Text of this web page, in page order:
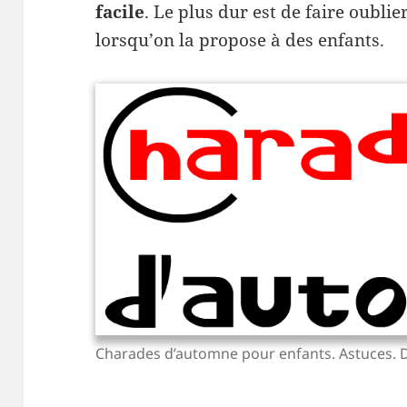
facile. Le plus dur est de faire
lorsqu’on la propose à des enfants.
Charades d’automne pour enfants. Astuces.